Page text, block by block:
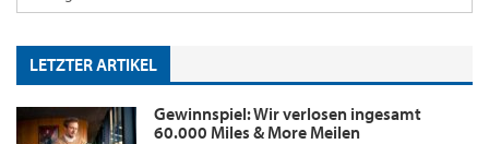
LETZTER ARTIKEL
Gewinnspiel: Wir verlosen ingesamt
60.000 Miles & More Meilen